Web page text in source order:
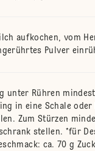
aufkochen, vom
Pulver
unter Rühren
in eine Schale
Zum Stürzen
stellen. *für
ca. 70 g